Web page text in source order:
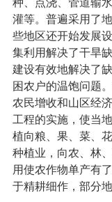
灌等。普遍采用了
些地区还开始发展
集利用解决了干旱
建设有效地解决了
困农户的温饱问题
农民增收和山区经
工程的实施，使当
植向粮、果、菜、
种植业，向农、林
用使农作物单产有
于精耕细作，部分